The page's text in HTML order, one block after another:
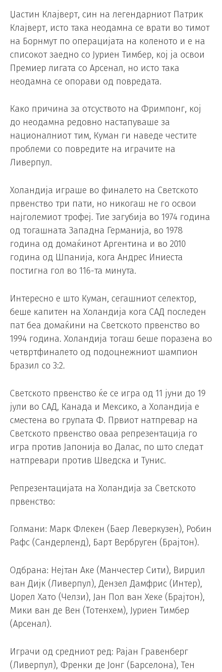
Џастин Клајверт, син на легендарниот Патрик
Клајверт, исто така неодамна се врати во тимот
на Борнмут по операцијата на коленото и е на
списокот заедно со Јуриен Тимбер, кој ја освои
Премиер лигата со Арсенал, но исто така
неодамна се опорави од повредата.
Како причина за отсуството на Фримпонг, кој
до неодамна редовно настапуваше за
националниот тим, Куман ги наведе честите
проблеми со повредите на играчите на
Ливерпул.
Холандија играше во финалето на Светското
првенство три пати, но никогаш не го освои
најголемиот трофеј. Тие загубија во 1974 година
од тогашната Западна Германија, во 1978
година од домаќинот Аргентина и во 2010
година од Шпанија, кога Андрес Иниеста
постигна гол во 116-та минута.
Интересно е што Куман, сегашниот селектор,
беше капитен на Холандија кога САД последен
пат беа домаќини на Светското првенство во
1994 година. Холандија тогаш беше поразена во
четвртфиналето од подоцнежниот шампион
Бразил со 3:2.
Светското првенство ќе се игра од 11 јуни до 19
јули во САД, Канада и Мексико, а Холандија е
сместена во групата Ф. Првиот натпревар на
Светското првенство оваа репрезентација го
игра против Јапонија во Далас, по што следат
натпревари против Шведска и Тунис.
Репрезентацијата на Холандија за Светското
првенство:
Голмани: Марк Флекен (Баер Леверкузен), Робин
Рафс (Сандерленд), Барт Вербруген (Брајтон).
Одбрана: Нејтан Аке (Манчестер Сити), Вирџил
ван Дијк (Ливерпул), Дензел Дамфрис (Интер),
Џорел Хато (Челзи), Јан Пол ван Хеке (Брајтон),
Мики ван де Вен (Тотенхем), Јуриен Тимбер
(Арсенал).
Играчи од средниот ред: Рајан Гравенберг
(Ливерпул), Френки де Јонг (Барселона), Тен